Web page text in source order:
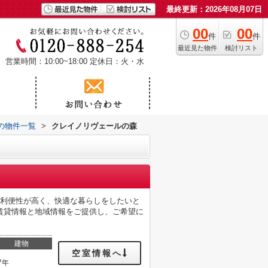
最終更新：2026年08月07日
00件
最近見た物件
00件
検討リスト
営業時間：10:00~18:00 定休日：火・水
物件一覧 > クレイノリヴェールの森
便性が高く、快適な暮らしをしたいと
情報と地域情報をご提供し、ご希望に
建物
年
空室情報へ